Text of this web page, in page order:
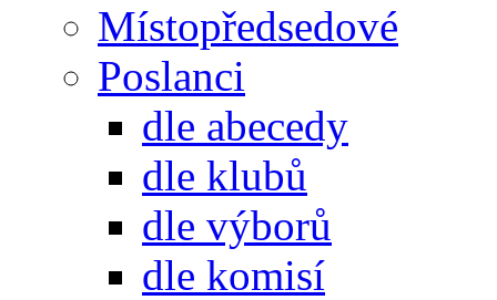
Místopředsedové
Poslanci
dle abecedy
dle klubů
dle výborů
dle komisí